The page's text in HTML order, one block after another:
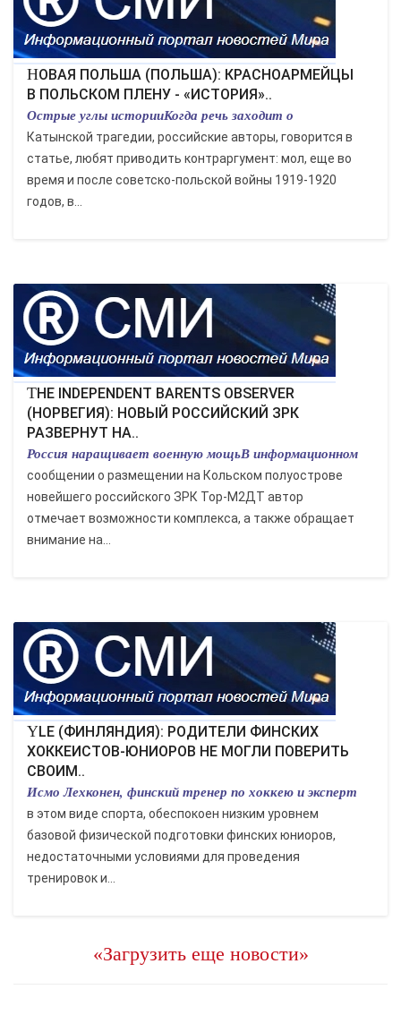
НОВАЯ ПОЛЬША (ПОЛЬША): КРАСНОАРМЕЙЦЫ
В ПОЛЬСКОМ ПЛЕНУ - «ИСТОРИЯ»..
Острые углы историиКогда речь заходит о
Катынской трагедии, российские авторы, говорится в
статье, любят приводить контраргумент: мол, еще во
время и после советско-польской войны 1919-1920
годов, в...
THE INDEPENDENT BARENTS OBSERVER
(НОРВЕГИЯ): НОВЫЙ РОССИЙСКИЙ ЗРК
РАЗВЕРНУТ НА..
Россия наращивает военную мощьВ информационном
сообщении о размещении на Кольском полуострове
новейшего российского ЗРК Тор-М2ДТ автор
отмечает возможности комплекса, а также обращает
внимание на...
YLE (ФИНЛЯНДИЯ): РОДИТЕЛИ ФИНСКИХ
ХОККЕИСТОВ-ЮНИОРОВ НЕ МОГЛИ ПОВЕРИТЬ
СВОИМ..
Исмо Лехконен, финский тренер по хоккею и эксперт
в этом виде спорта, обеспокоен низким уровнем
базовой физической подготовки финских юниоров,
недостаточными условиями для проведения
тренировок и...
«Загрузить еще новости»